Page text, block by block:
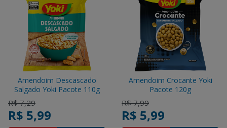
Amendoim Descascado
Salgado Yoki Pacote 110g
Price reduced from
R$ 7,29to
R$ 5,99
Amendoim Crocante Yoki
Pacote 120g
Price reduced from
R$ 7,99to
R$ 5,99